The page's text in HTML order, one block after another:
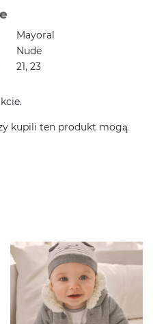
Mayoral
Nude
21, 23
kupili ten produkt mogą